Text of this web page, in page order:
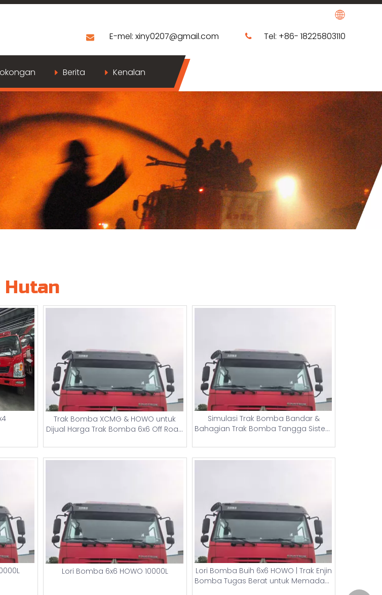
E-mel: xiny0207@gmail.com ​​​​​​​ Tel: +86- 18225803110
Berita Kenalan
Trak Bomba XCMG & HOWO untuk
Dijual Harga Trak Bomba 6x6 Off Road
Simulasi Trak Bomba Bandar &
Bahagian Trak Bomba Tangga Sistem
Bomba Amerika, Jepun & China
Lori Bomba 6x6 HOWO 10000L
Lori Bomba Buih 6x6 HOWO | Trak Enjin
Bomba Tugas Berat untuk Memadam